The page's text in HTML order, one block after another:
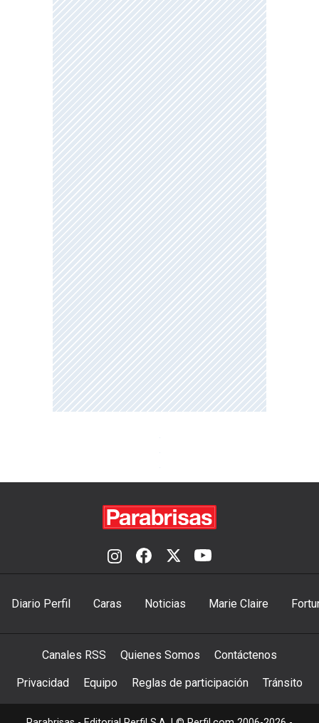
Diario Perfil Caras Noticias Marie Claire
Canales RSS Quienes Somos Contáctenos
Privacidad Equipo Reglas de participación Tránsito